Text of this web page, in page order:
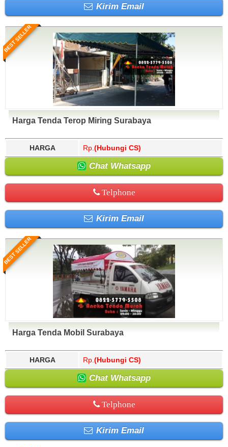
Kirim Email
BEST SELLER
Harga Tenda Terop Miring Surabaya
HARGA Rp. (Hubungi CS)
Chat Whatsapp
Telphone
Kirim Email
BEST SELLER
Harga Tenda Mobil Surabaya
HARGA Rp. (Hubungi CS)
Chat Whatsapp
Telphone
Kirim Email